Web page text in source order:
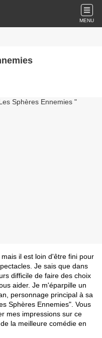
MENU
il est loin d'être fini pour
Je sais que dans
difficile de faire des choix
aider. Je m'éparpille un
personnage principal à sa
Sphères Ennemies". Vous
mes impressions sur ce
la meilleure comédie en